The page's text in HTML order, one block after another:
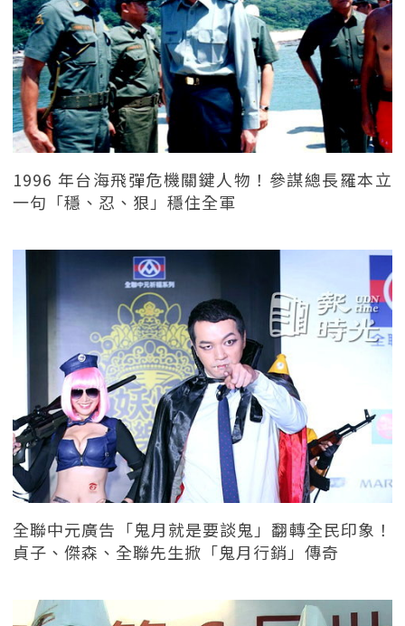
1996 年台海飛彈危機關鍵人物！參謀總長羅本立
一句「穩、忍、狠」穩住全軍
全聯中元廣告「鬼月就是要談鬼」翻轉全民印象！
貞子、傑森、全聯先生掀「鬼月行銷」傳奇